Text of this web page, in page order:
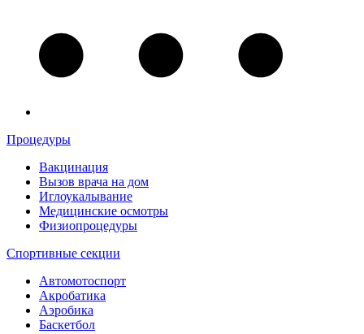
Процедуры
Вакцинация
Вызов врача на дом
Иглоукалывание
Медицинские осмотры
Физиопроцедуры
Спортивные секции
Автомотоспорт
Акробатика
Аэробика
Баскетбол